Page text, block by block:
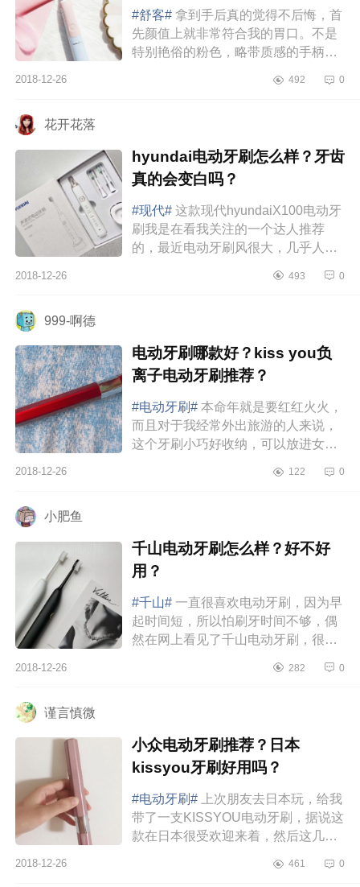
#舒客# 拿到手后真的觉得不后悔，首
先颜值上就非常符合我的胃口。不是
特别艳俗的粉色，略带质感的手柄，
过关了，小仙女们可以试试。而...
2018-12-26 492 0
花开花落
hyundai电动牙刷怎么样？牙齿
真的会变白吗？
#现代# 这款现代hyundaiX100电动牙
刷我是在看我关注的一个达人推荐
的，最近电动牙刷风很大，几乎人手
各种攻略种草，最后就看中了这款
2018-12-26 493 0
999-啊德
电动牙刷哪款好？kiss you负
离子电动牙刷推荐？
#电动牙刷# 本命年就是要红红火火，
而且对于我经常外出旅游的人来说，
这个牙刷小巧好收纳，可以放进女生
是它是装电池的，就省去了缠缠绕
2018-12-26 122 0
小肥鱼
千山电动牙刷怎么样？好不好
用？
#千山# 一直很喜欢电动牙刷，因为早
起时间短，所以怕刷牙时间不够，偶
然在网上看见了千山电动牙刷，很让
用很久而且这款比较保护牙齿。...
2018-12-26 282 0
谨言慎微
小众电动牙刷推荐？日本
kissyou牙刷好用吗？
#电动牙刷#
上次朋友去日本玩，给我
带了一支KISSYOU电动牙刷，据说这
款在日本很受欢迎来着，然后这几天
亚于我手头原来那款飞利浦哎！首先
2018-12-26 461 0